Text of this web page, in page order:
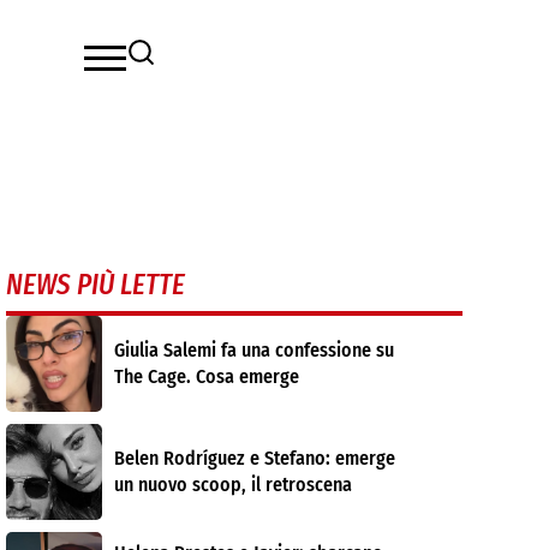
NEWS PIÙ LETTE
Giulia Salemi fa una confessione su
The Cage. Cosa emerge
Belen Rodríguez e Stefano: emerge
un nuovo scoop, il retroscena